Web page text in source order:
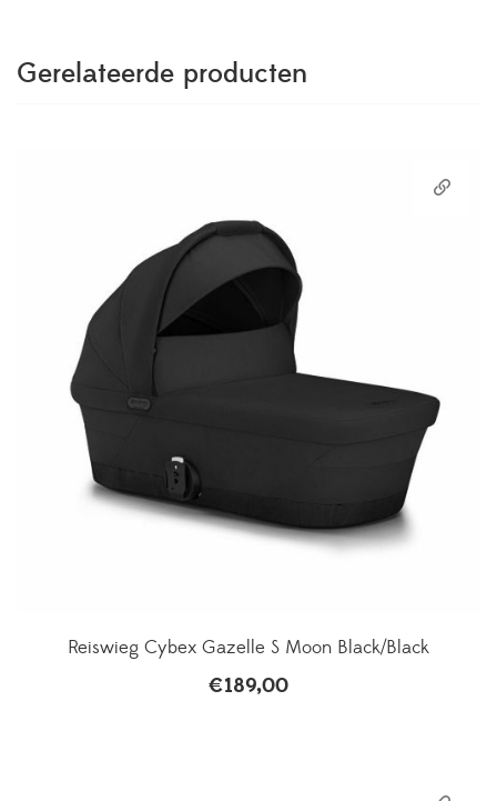
Gerelateerde producten
Reiswieg Cybex Gazelle S Moon Black/Black
€189,00